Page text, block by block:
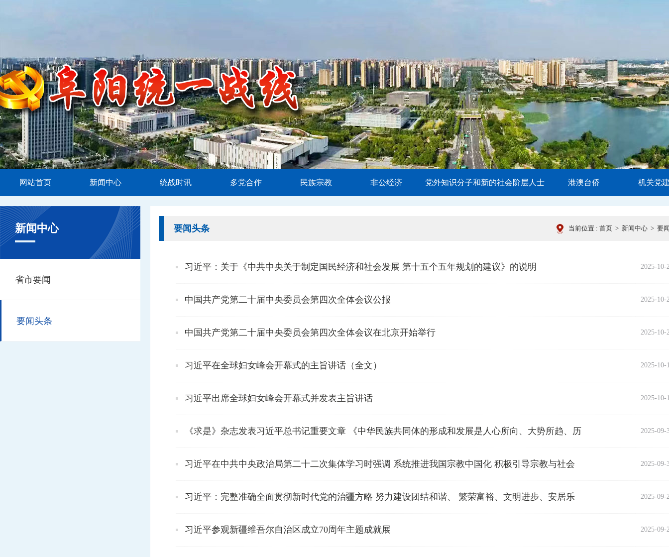
网站首页 新闻中心 统战时讯 多党合作 民族宗教 非公经济 党外知识分子和新的社会阶层人士 港澳台侨 机关党
要闻头条 当前位置 : 首页 > 新闻中心 > 要
习近平：关于《中共中央关于制定国民经济和社会发展 第十五个五年规划的建议》的说明 2025-10-
中国共产党第二十届中央委员会第四次全体会议公报 2025-10-
中国共产党第二十届中央委员会第四次全体会议在北京开始举行 2025-10-
习近平在全球妇女峰会开幕式的主旨讲话（全文） 2025-10-
习近平出席全球妇女峰会开幕式并发表主旨讲话 2025-10-
《求是》杂志发表习近平总书记重要文章 《中华民族共同体的形成和发展是人心所向、大势所趋、历 2025-09-
习近平在中共中央政治局第二十二次集体学习时强调 系统推进我国宗教中国化 积极引导宗教与社会 2025-09-
习近平：完整准确全面贯彻新时代党的治疆方略 努力建设团结和谐、 繁荣富裕、文明进步、安居乐 2025-09-
习近平参观新疆维吾尔自治区成立70周年主题成就展 2025-09-
新闻中心
省市要闻
要闻头条